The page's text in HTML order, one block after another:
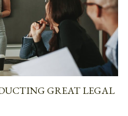
GREAT LEGAL